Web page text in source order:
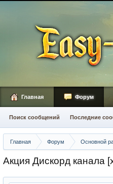
Главная Форум Основной
Акция Дискорд канала
Главная Форум
Поиск сообщений Последние